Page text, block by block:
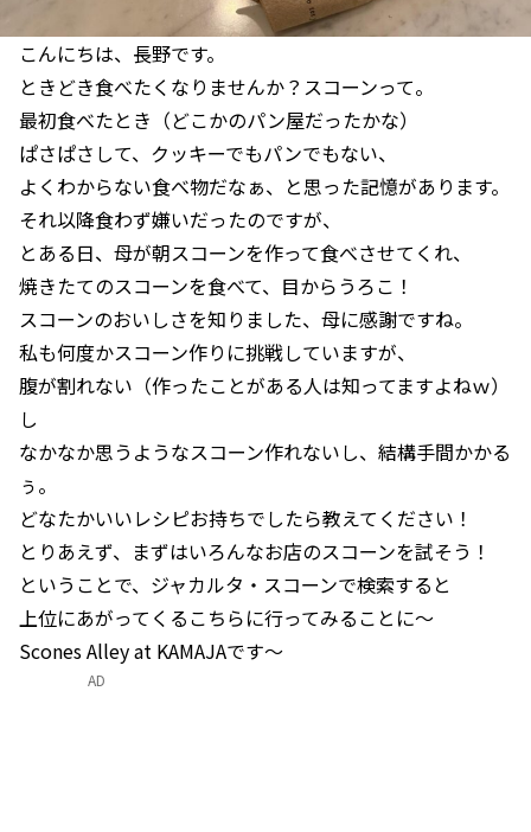
こんにちは、長野です。
ときどき食べたくなりませんか？スコーンって。
最初食べたとき（どこかのパン屋だったかな）
ぱさぱさして、クッキーでもパンでもない、
よくわからない食べ物だなぁ、と思った記憶があります。
それ以降食わず嫌いだったのですが、
とある日、母が朝スコーンを作って食べさせてくれ、
焼きたてのスコーンを食べて、目からうろこ！
スコーンのおいしさを知りました、母に感謝ですね。
私も何度かスコーン作りに挑戦していますが、
腹が割れない（作ったことがある人は知ってますよねｗ）
し
なかなか思うようなスコーン作れないし、結構手間かかる
ぅ。
どなたかいいレシピお持ちでしたら教えてください！
とりあえず、まずはいろんなお店のスコーンを試そう！
ということで、ジャカルタ・スコーンで検索すると
上位にあがってくるこちらに行ってみることに～
Scones Alley at KAMAJAです～
AD